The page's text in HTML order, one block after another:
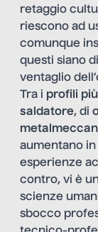
retaggio
riescono ad
comunque
questi siano
ventaglio
Tra i profili
saldatore, di
aumentano
esperienze
contro, vi è
scienze
sbocco